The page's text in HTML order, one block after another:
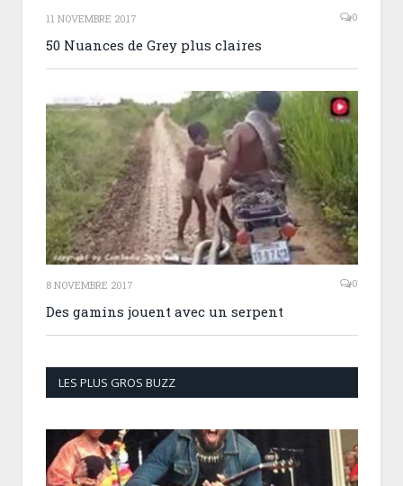
11 NOVEMBRE 2017 0
50 Nuances de Grey plus claires
8 NOVEMBRE 2017 0
Des gamins jouent avec un serpent
LES PLUS GROS BUZZ